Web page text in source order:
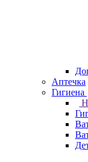
Аптечка
Гигиена